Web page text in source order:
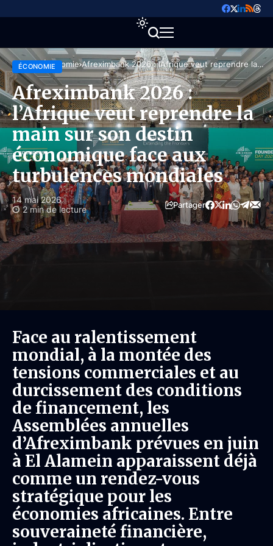
Accueil Économie Afreximbank 2026 : l’Afrique veut reprendre la
main sur son destin économique face aux
turbulences mondiales
ÉCONOMIE
Afreximbank 2026 :
l’Afrique veut reprendre la
main sur son destin
économique face aux
turbulences mondiales
14 mai 2026
2 min de lecture
Partager
Face au ralentissement
mondial, à la montée des
tensions commerciales et au
durcissement des conditions
de financement, les
Assemblées annuelles
d’Afreximbank prévues en juin
à El Alamein apparaissent déjà
comme un rendez-vous
stratégique pour les
économies africaines. Entre
souveraineté financière,